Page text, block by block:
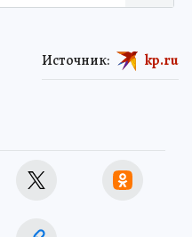
Источник: kp.ru